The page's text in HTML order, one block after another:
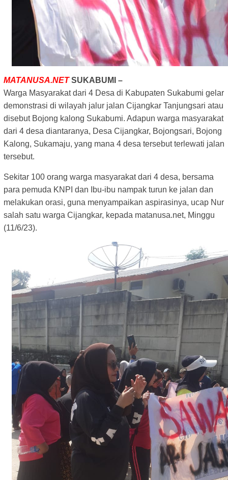
MATANUSA.NETSUKABUMI –
Warga Masyarakat dari 4 Desa di Kabupaten Sukabumi gelar
demonstrasi di wilayah jalur jalan Cijangkar Tanjungsari atau
disebut Bojong kalong Sukabumi. Adapun warga masyarakat
dari 4 desa diantaranya, Desa Cijangkar, Bojongsari, Bojong
Kalong, Sukamaju, yang mana 4 desa tersebut terlewati jalan
tersebut.
Sekitar 100 orang warga masyarakat dari 4 desa, bersama
para pemuda KNPI dan Ibu-ibu nampak turun ke jalan dan
melakukan orasi, guna menyampaikan aspirasinya, ucap Nur
salah satu warga Cijangkar, kepada matanusa.net, Minggu
(11/6/23).